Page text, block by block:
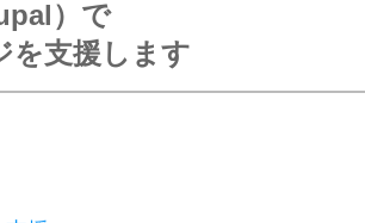
）で
を支援します